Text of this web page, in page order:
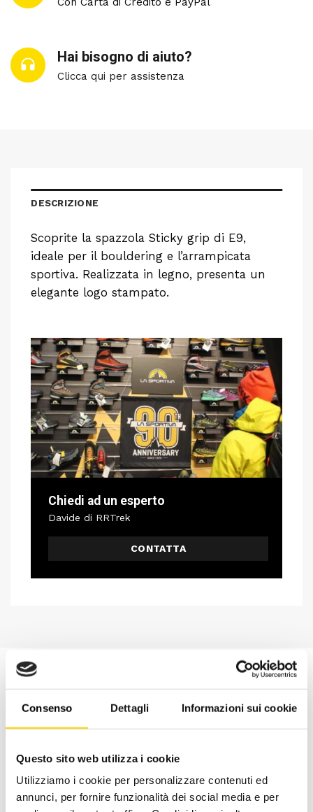
Consenso Dettagli Informazioni sui cookie
Questo sito web utilizza i cookie
Utilizziamo i cookie per personalizzare contenuti ed
annunci, per fornire funzionalità dei social media e per
Hai bisogno di aiuto?
Clicca qui per assistenza
Chiedi ad un esperto
Davide di RRTrek
CONTATTA
DESCRIZIONE
Scoprite la spazzola Sticky grip di E9,
ideale per il bouldering e l’arrampicata
sportiva. Realizzata in legno, presenta un
elegante logo stampato.